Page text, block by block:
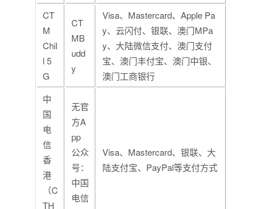
CT
M
Chil
l 5
G
CT
MB
udd
y
Visa、Mastercard、Apple Pa
y、云闪付、银联、澳门MPa
y、大陆微信支付、澳门支付
宝、澳门丰付宝、澳门中银、
澳门工商银行
中
国
电
信
香
港
（C
TH
无官
方A
pp
公众
号：
中国
电信
Visa、Mastercard、银联、大
陆支付宝、PayPal等支付方式